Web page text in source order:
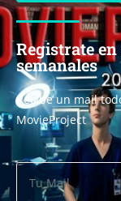
Registrate
semanales
Recibe un mail
MovieProject